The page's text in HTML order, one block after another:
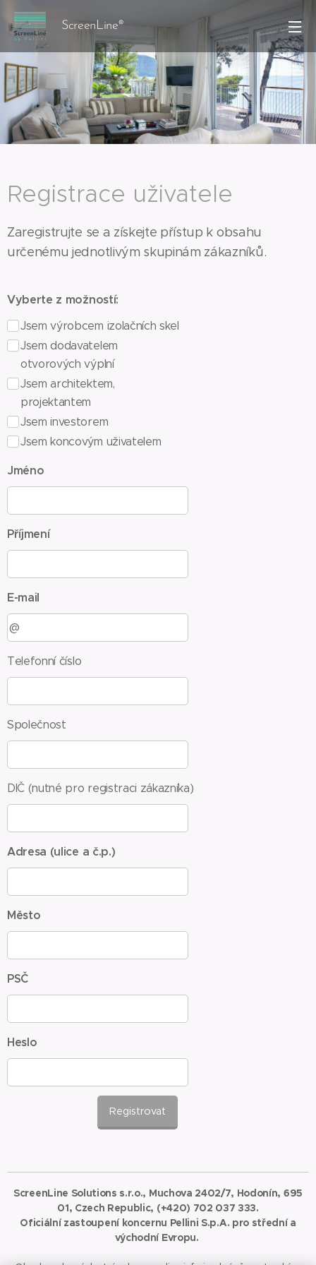
ScreenLine®
Registrace uživatele
Zaregistrujte se a získejte přístup k obsahu
určenému jednotlivým skupinám zákazníků.
Vyberte z možností:
Jsem výrobcem izolačních skel
Jsem dodavatelem
otvorových výplní
Jsem architektem,
projektantem
Jsem investorem
Jsem koncovým uživatelem
Jméno
Příjmení
E-mail
Telefonní číslo
Společnost
DIČ (nutné pro registraci zákazníka)
Adresa (ulice a č.p.)
Město
PSČ
Heslo
Registrovat
ScreenLine Solutions s.r.o., Muchova 2402/7, Hodonín, 695
01, Czech Republic, (+420) 702 037 333.
Oficiální zastoupení koncernu Pellini S.p.A. pro střední a
východní Evropu.